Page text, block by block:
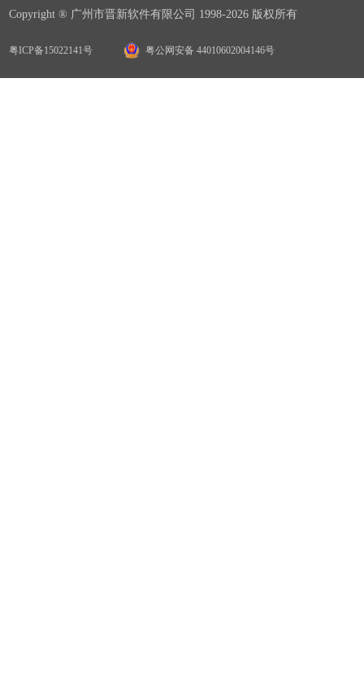
Copyright ® 广州市晋新软件有限公司 1998-2026 版权所有
粤ICP备15022141号 粤公网安备 44010602004146号